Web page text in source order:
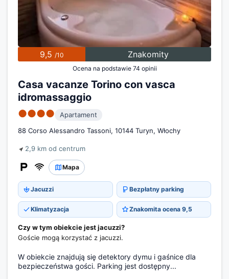
9,5 /10 Znakomity
Ocena na podstawie 74 opinii
Casa vacanze Torino con vasca
idromassaggio
●●●●
Apartament
88 Corso Alessandro Tassoni, 10144 Turyn, Włochy
2,9 km od centrum
Mapa
Jacuzzi Bezpłatny parking
Klimatyzacja Znakomita ocena 9,5
Czy w tym obiekcie jest jacuzzi?
Goście mogą korzystać z jacuzzi.
W obiekcie znajdują się detektory dymu i gaśnice dla
bezpieczeństwa gości. Parking jest dostępny...